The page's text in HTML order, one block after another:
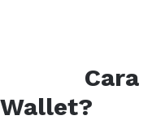
Cara